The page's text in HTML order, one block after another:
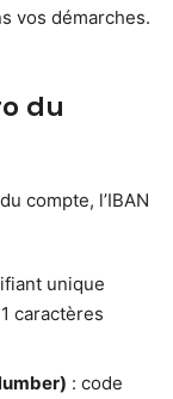
vos démarches.
du
compte, l’IBAN
unique
caractères
: code